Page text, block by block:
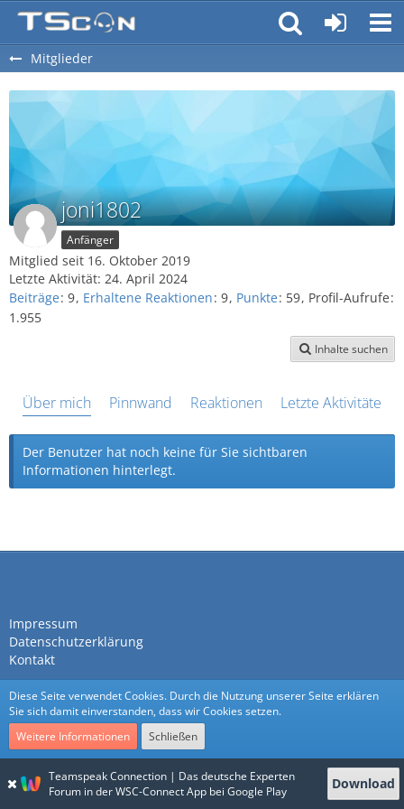
Mitglieder
joni1802
Anfänger
Mitglied seit 16. Oktober 2019
Letzte Aktivität: 24. April 2024
Beiträge 9 Erhaltene Reaktionen 9 Punkte 59 Profil-Aufrufe
1.955
Inhalte suchen
Über mich Pinnwand Reaktionen Letzte Aktivitäten
Der Benutzer hat noch keine für Sie sichtbaren
Informationen hinterlegt.
Impressum
Datenschutzerklärung
Kontakt
Community-Software:WoltLab Suite™
Stil:Nexusvoncls-design
Teamspeak Connection | Das deutsche Experten
Forum in der WSC-Connect App bei Google Play
Download
Diese Seite verwendet Cookies. Durch die Nutzung unserer Seite erklären
Sie sich damit einverstanden, dass wir Cookies setzen.
Weitere Informationen
Schließen